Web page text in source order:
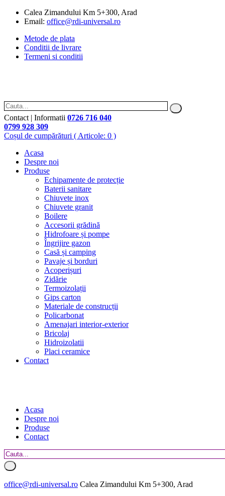
Calea Zimandului Km 5+300, Arad
Email: office@rdi-universal.ro
Metode de plata
Conditii de livrare
Termeni si conditii
Contact | Informatii 0726 716 040
0799 928 309
Coșul de cumpărături ( Articole: 0 )
Acasa
Despre noi
Produse
Echipamente de protecție
Baterii sanitare
Chiuvete inox
Chiuvete granit
Boilere
Accesorii grădină
Hidrofoare și pompe
Îngrijire gazon
Casă și camping
Pavaje și borduri
Acoperișuri
Zidărie
Termoizolații
Gips carton
Materiale de construcții
Policarbonat
Amenajari interior-exterior
Bricolaj
Hidroizolatii
Placi ceramice
Contact
Acasa
Despre noi
Produse
Contact
office@rdi-universal.ro Calea Zimandului Km 5+300, Arad